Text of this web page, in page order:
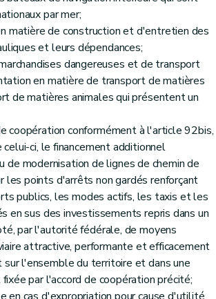
par mer;
matière de construction et d'entretien des
et leurs dépendances;
dangereuses et de transport
en matière de transport de matières
de matières animales qui présentent un
coopération conformément à l'article 92bis,
ci, le financement additionnel
modernisation de lignes de chemin de
les points d'arrêts non gardés renforçant
publics, les modes actifs, les taxis et les
en sus des investissements repris dans un
par l'autorité fédérale, de moyens
attractive, performante et efficacement
l'ensemble du territoire et dans une
par l'accord de coopération précité;